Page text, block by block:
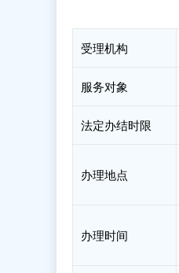
受理机构
服务对象
法定办结时限
办理地点
办理时间